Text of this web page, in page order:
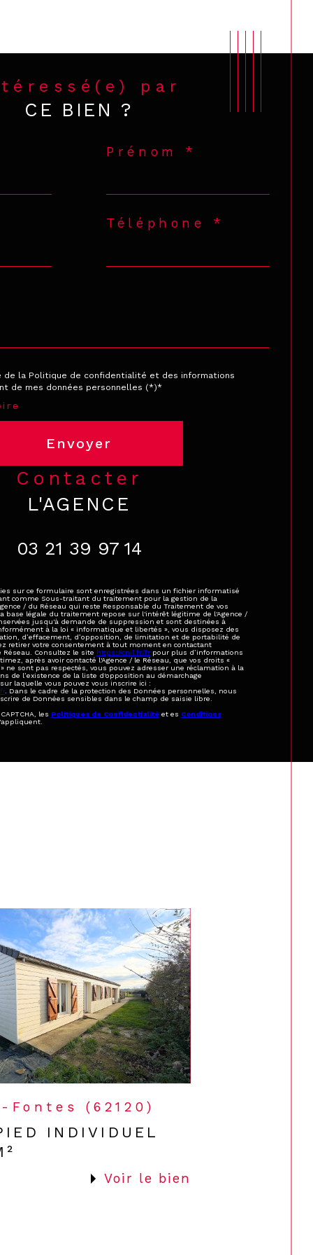
par
CE BIEN ?
Prénom *
Téléphone *
de la Politique de confidentialité et des informations
de mes données personnelles (*)*
Envoyer
contacter
L'AGENCE
03 21 39 97 14
sur ce formulaire sont enregistrées dans un fichier informatisé
comme Sous-traitant du traitement pour la gestion de la
/ du Réseau qui reste Responsable du Traitement de vos
base légale du traitement repose sur l'intérêt légitime de l'Agence /
jusqu'à demande de suppression et sont destinées à
à la loi « informatique et libertés », vous disposez des
d’effacement, d’opposition, de limitation et de portabilité de
retirer votre consentement à tout moment en contactant
Réseau. Consultez le site https://cnil.fr/frpour plus d’informations
après avoir contacté l'Agence / le Réseau, que vos droits «
ne sont pas respectés, vous pouvez adresser une réclamation à la
de l’existence de la liste d'opposition au démarchage
laquelle vous pouvez vous inscrire ici :
. Dans le cadre de la protection des Données personnelles, nous
de Données sensibles dans le champ de saisie libre.
les Politiques de Confidentialité et es Conditions
Fontes (62120)
INDIVIDUEL
Voir le bien